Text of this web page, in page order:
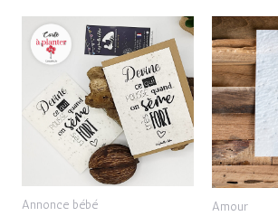
Annonce bébé Amour